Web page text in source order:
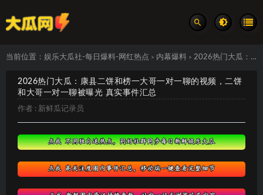
当前位置： 娱乐大瓜社-每日爆料-网红热点 > 内幕爆料 > 2026热门大瓜：康县二饼和榜一大哥一对一聊的视频，二饼和大哥一对一聊被曝光 真实事件汇总
2026热门大瓜：康县二饼和榜一大哥一对一聊的视频，二饼
和大哥一对一聊被曝光 真实事件汇总
作者 : 新鲜瓜记录员